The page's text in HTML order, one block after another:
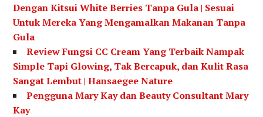
Dengan Kitsui White Berries Tanpa Gula | Sesuai
Untuk Mereka Yang Mengamalkan Makanan Tanpa
Gula
Review Fungsi CC Cream Yang Terbaik Nampak
Simple Tapi Glowing, Tak Bercapuk, dan Kulit Rasa
Sangat Lembut | Hansaegee Nature
Pengguna Mary Kay dan Beauty Consultant Mary
Kay